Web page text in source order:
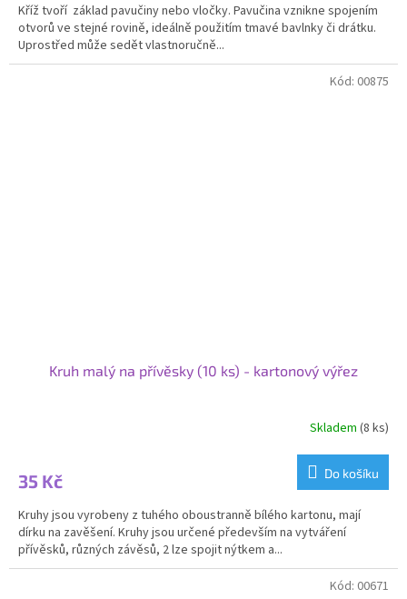
Kříž tvoří základ pavučiny nebo vločky. Pavučina vznikne spojením
otvorů ve stejné rovině, ideálně použitím tmavé bavlnky či drátku.
Uprostřed může sedět vlastnoručně...
Kruh malý na přívěsky (10 ks) - kartonový výřez
Skladem (8 ks)
35 Kč Do košíku
Kruhy jsou vyrobeny z tuhého oboustranně bílého kartonu, mají
dírku na zavěšení. Kruhy jsou určené především na vytváření
přívěsků, různých závěsů, 2 lze spojit nýtkem a...
Kód: 00875
Kód: 00671